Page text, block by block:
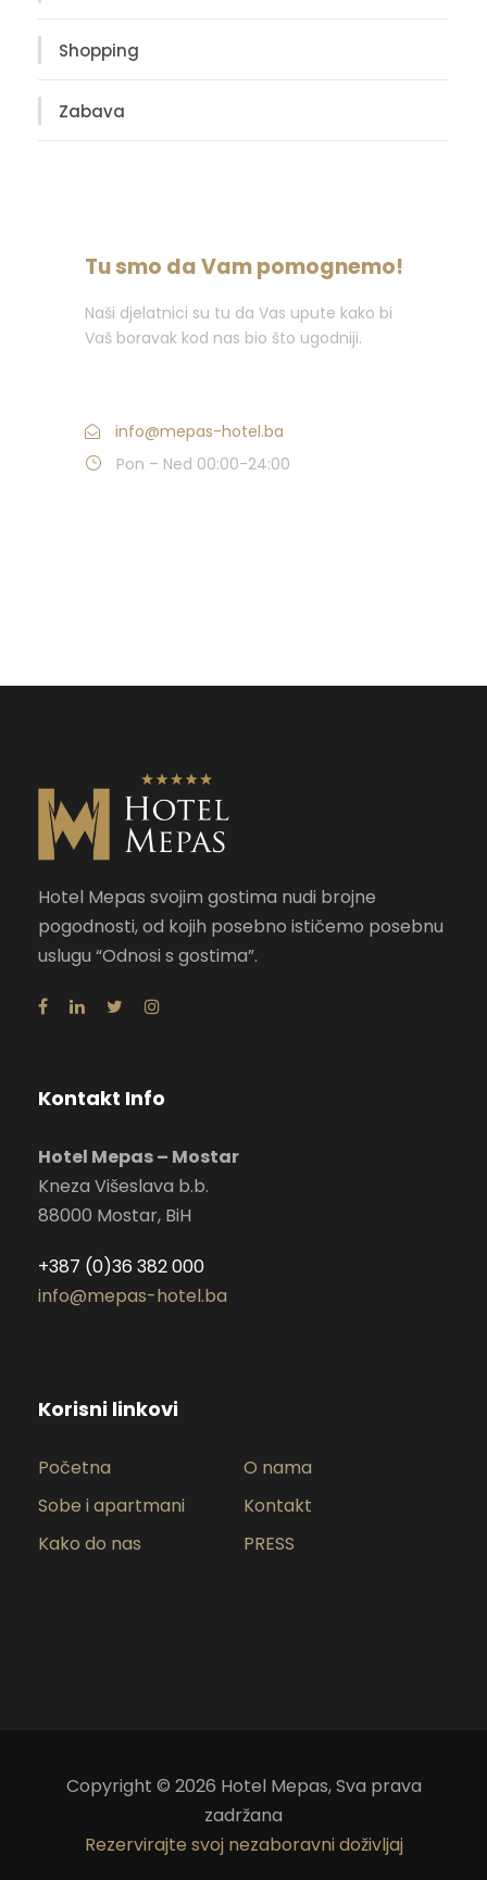
Shopping
Zabava
Tu smo da Vam pomognemo!
Naši djelatnici su tu da Vas upute kako bi
Vaš boravak kod nas bio što ugodniji.
info@mepas-hotel.ba
Pon – Ned 00:00-24:00
Hotel Mepas svojim gostima nudi brojne
pogodnosti, od kojih posebno ističemo posebnu
uslugu “Odnosi s gostima”.
Kontakt Info
Hotel Mepas – Mostar
Kneza Višeslava b.b.
88000 Mostar, BiH
+387 (0)36 382 000
info@mepas-hotel.ba
Korisni linkovi
Početna
O nama
Sobe i apartmani
Kontakt
Kako do nas
PRESS
Copyright © 2026 Hotel Mepas, Sva prava
zadržana
Rezervirajte svoj nezaboravni doživljaj